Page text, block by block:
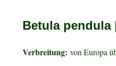
Betula pendula
Verbreitung: von Europa